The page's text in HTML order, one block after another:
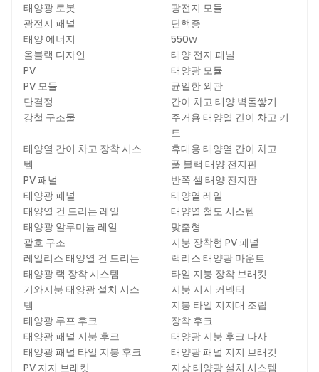
태양광 로봇
광전지 모듈
광전지 패널
단핵증
태양 에너지
550w
올블랙 디자인
태양 전지 패널
PV
태양광 모듈
PV 모듈
균일한 외관
단결정
간이 차고 태양 벽돌쌓기
강철 구조물
주거용 태양열 간이 차고 키
트
태양열 간이 차고 장착 시스
템
휴대용 태양열 간이 차고
풀 블랙 태양 전지판
PV 패널
반쪽 셀 태양 전지판
태양광 패널
태양열 레일
태양열 건 드리는 레일
태양열 철도 시스템
태양광 알루미늄 레일
맞춤형
괄호 구조
지붕 장착형 PV 패널
레일리스 태양열 건 드리는
랙리스 태양광 마운트
태양광 랙 장착 시스템
타일 ​​지붕 장착 브래킷
기와지붕 태양광 설치 시스
템
지붕 지지 커넥터
지붕 타일 지지대 조립
태양광 루프 후크
장착 후크
태양광 패널 지붕 후크
태양광 지붕 후크 나사
태양광 패널 타일 지붕 후크
태양광 패널 지지 브래킷
PV 지지 브래킷
지상 태양광 설치 시스템